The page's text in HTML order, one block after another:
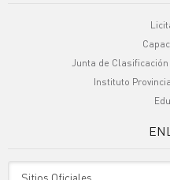
Junta de
Instituto